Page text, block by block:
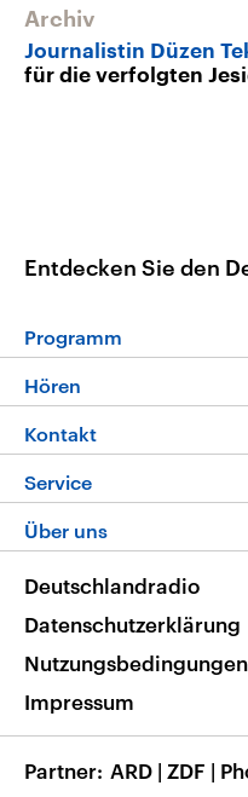
Archiv
Journalistin Düzen
für die verfolgten
Entdecken Sie den
Programm
Programm
Die Nachrichten
Nachrichtenleicht
Neue Beiträge
Hören
Livestream
Podcasts
Deutschlandfunk
Nachrichten App
Frequenzen
Kontakt
Hörerservice
Service
FAQ
Veranstaltungen
Musikliste
RSS
Über uns
Barrierefreiheit
Deutschlandradio
Datenschutzerklärung
Nutzungsbedingungen
Impressum
Partner ARD | ZDF |